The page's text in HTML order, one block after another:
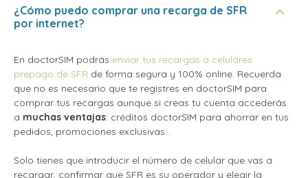
¿Cómo puedo comprar una recarga de SFR
por internet?
En doctorSIM podrás enviar tus recargas a celulares
prepago de SFR de forma segura y 100% online. Recuerda
que no es necesario que te registres en doctorSIM para
comprar tus recargas aunque si creas tu cuenta accederás
a muchas ventajas: créditos doctorSIM para ahorrar en tus
pedidos, promociones exclusivas...
Solo tienes que introducir el número de celular que vas a
recargar, confirmar que SFR es su operador y elegir la